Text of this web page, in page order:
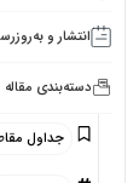
انتشار و به‌روزرسانی: 8/
دسته‌بندی مقاله
جداول